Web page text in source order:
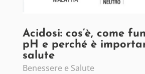
Acidosi: cos’è, come
pH e perché è
salute
Benessere e Salute